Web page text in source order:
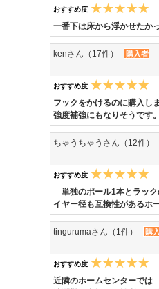
おすすめ度
一番下は床から浮かせたか
kenさん（17件） 購入者
おすすめ度
フックをかけるのに購入し
強度補強にもなりそうです。
ちゃうちゃうさん（12件）
おすすめ度
単独のポール1本とラック
イヤー径も互換性があるホ
tingurumaさん（1件） 購
おすすめ度
近隣のホームセンターでは